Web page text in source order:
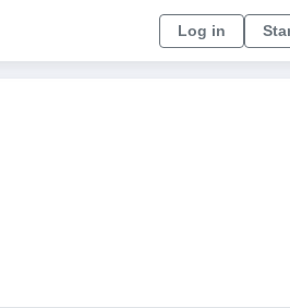
Log in